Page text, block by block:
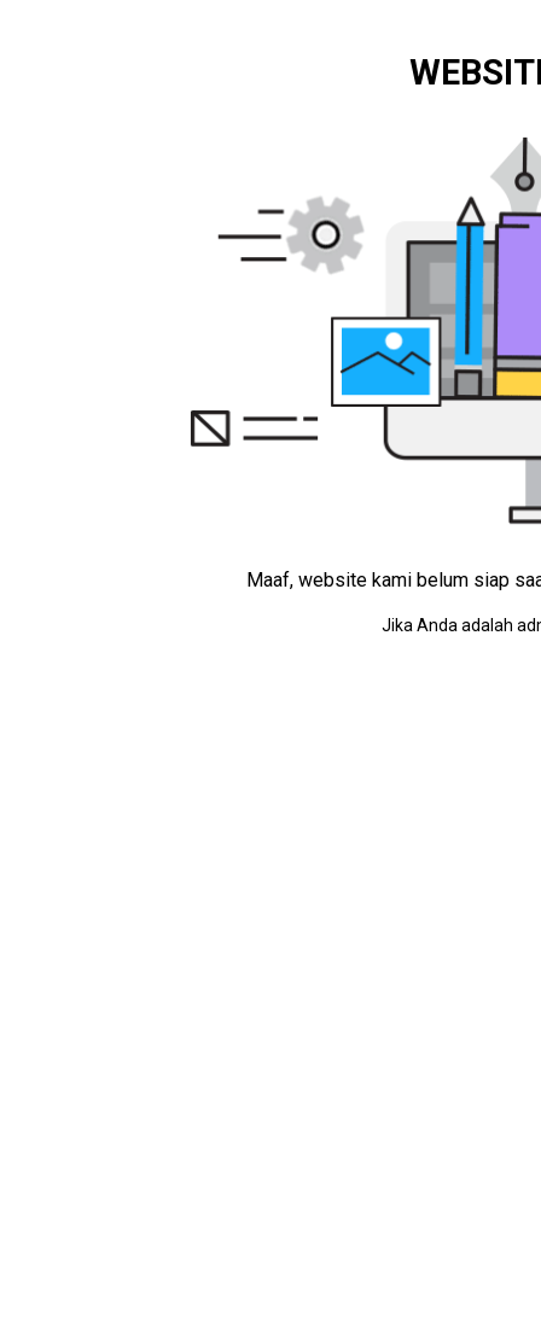
Maaf, website kami belum siap
Jika Anda adalah